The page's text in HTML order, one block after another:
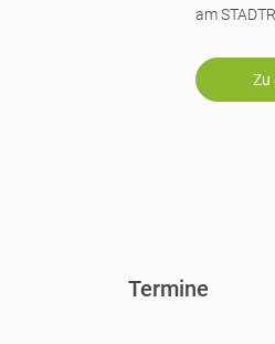
am
Zu
Termine